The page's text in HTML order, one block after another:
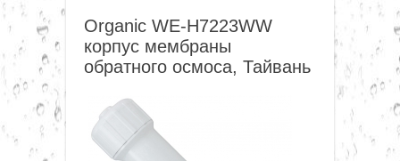
Organic WE-H7223WW корпус мембраны
Organic WE-H7223WW
корпус мембраны
обратного осмоса, Тайвань